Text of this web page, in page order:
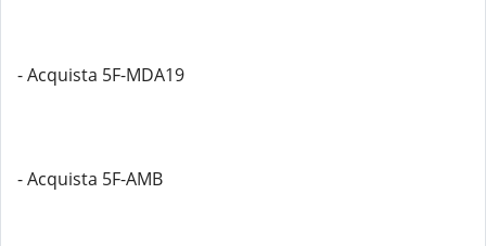
- Acquista 5F-MDA19
- Acquista 5F-AMB